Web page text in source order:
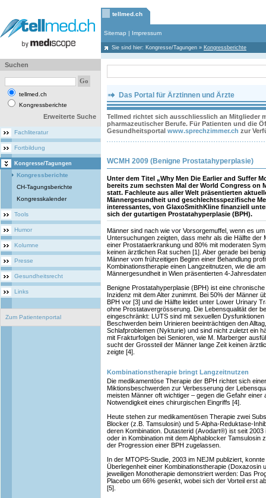
tellmed.ch
Sitemap | Impressum
Sie sind hier: Kongresse/Tagungen » Kongressberichte
Suchen
tellmed.ch
Kongressberichte
Erweiterte Suche
Fachliteratur
Fortbildung
Kongresse/Tagungen
Kongressberichte
CH-Tagungsberichte
Kongresskalender
Tools
Humor
Kolumne
Presse
Gesundheitsrecht
Links
Zum Patientenportal
Das Portal für Ärztinnen und Ärzte
Tellmed richtet sich ausschliesslich an Mitglieder
pharmazeutischer Berufe. Für Patienten und die
Gesundheitsportal www.sprechzimmer.ch zur
WCMH 2009 (Benigne Prostatahyperplasie)
Unter dem Titel „Why Men Die Earlier and Suffer
bereits zum sechsten Mal der World Congress on
statt. Fachleute aus aller Welt präsentierten
Männergesundheit und geschlechtsspezifische
interessantes, von GlaxoSmithKline finanziell
sich der gutartigen Prostatahyperplasie (BPH).
Männer sind nach wie vor Vorsorgemuffel, wenn es
Untersuchungen zeigten, dass mehr als die Hälfte der
einer Prostataerkrankung und 80% mit moderaten
keinen ärztlichen Rat suchen [1]. Aber gerade bei
Männer vom frühzeitigen Beginn einer Behandlung
Kombinationstherapie einen Langzeitnutzen, wie die
Männergesundheit in Wien präsentierten 4-
Benigne Prostatahyperplasie (BPH) ist eine
Inzidenz mit dem Alter zunimmt. Bei 50% der Männer
BPH vor [3] und die Hälfte leidet unter Lower Urinary
ohne Prostatavergrösserung. Die Lebensqualität der
eingeschränkt: LUTS sind mit sexuellen
Beschwerden beim Urinieren beeinträchtigen den
Schlafproblemen (Nykturie) und sind nicht zuletzt ein
mit Frakturfolgen bei Senioren, wie M. Marberger
sucht der Grossteil der Männer lange Zeit keinen
zeigte [4].
Kombinationstherapie bringt Langzeitnutzen
Die medikamentöse Therapie der BPH richtet sich
Miktionsbeschwerden zur Verbesserung der
meisten Männer oft wichtiger – gegen die Gefahr einer
Notwendigkeit eines chirurgischen Eingriffs [4].
Heute stehen zur medikamentösen Therapie zwei
Blocker (z.B. Tamsulosin) und 5-Alpha-Reduktase-
deren Kombination. Dutasterid (Avodart®) ist seit
oder in Kombination mit dem Alphablocker Tamsulosin
der Progression einer BPH zugelassen.
In der MTOPS-Studie, 2003 im NEJM publiziert,
Überlegenheit einer Kombinationstherapie (Doxazosin
jeweiligen Monotherapie demonstriert werden: Das
Placebo um 66% gesenkt, wobei sich der Vorteil erst
[5].